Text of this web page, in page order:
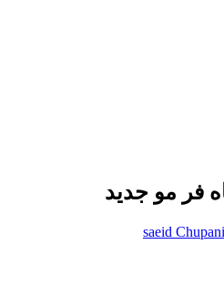
فر مو جدید
saeid Chupani